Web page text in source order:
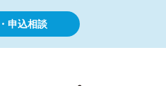
申込相談